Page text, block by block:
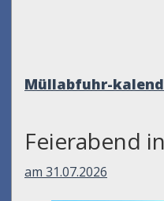
Müllabfuhr-
Feierabend
am 31.07.2026